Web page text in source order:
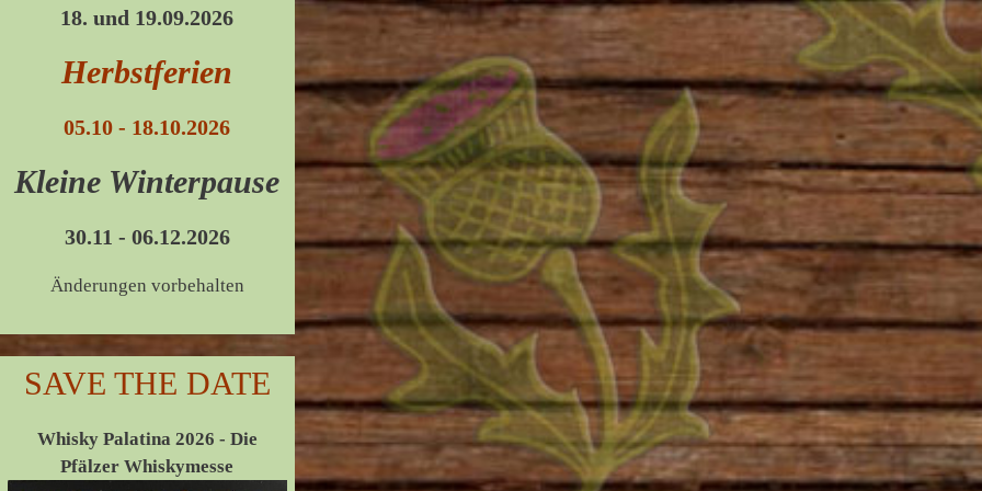
18. und 19.09.2026
Herbstferien
05.10 - 18.10.2026
Kleine Winterpause
30.11 - 06.12.2026
Änderungen vorbehalten
SAVE THE DATE
Whisky Palatina 2026 - Die
Pfälzer Whiskymesse